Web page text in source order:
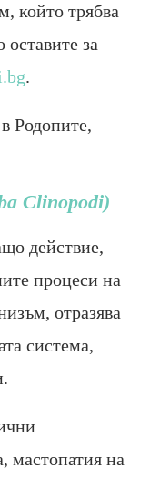
който трябва
оставите за
.
Родопите,
Clinopodi)
действие,
процеси на
отразява
система,
мастопатия на